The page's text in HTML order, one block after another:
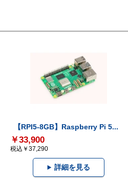
【RPI5-8GB】Raspberry Pi 5...
￥33,900
税込￥37,290
詳細を見る